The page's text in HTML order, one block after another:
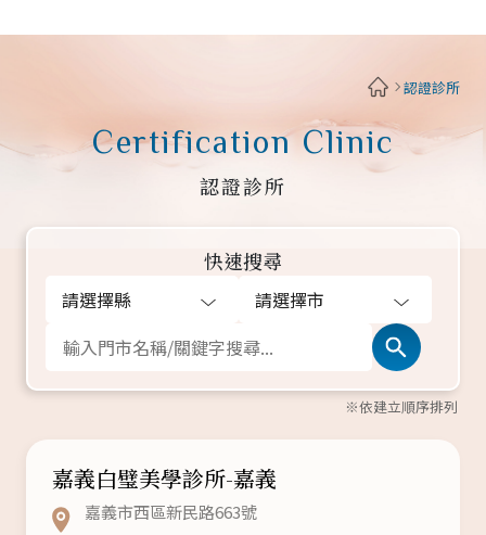
認證診所_MESMO女神波
認證診所
Certification Clinic
認證診所
快速搜尋
※依建立順序排列
嘉義白璧美學診所-嘉義
嘉義市西區新民路663號